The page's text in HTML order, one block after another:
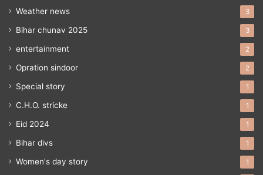
Weather news 3
Bihar chunav 2025 3
entertainment 2
Opration sindoor 2
Special story 1
C.H.O. stricke 1
Eid 2024 1
Bihar divs 1
Women's day story 1